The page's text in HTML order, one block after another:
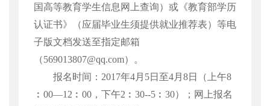
国高等教育学生信息网上查询）或《教育部学历
认证书》（应届毕业生须提供就业推荐表）等电
子版文档发送至指定邮箱
（569013807@qq.com）。
报名时间 ： 2017年4月 5日至4月8日（上午8
︰ 00—12 ︰ 00 ，下午2 ︰ 30--5 ︰ 30）；网上报名